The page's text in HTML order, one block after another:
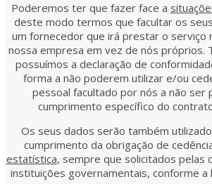
Poderemos ter que fazer face a
deste modo termos que facultar os
um fornecedor que irá prestar o serviço
nossa empresa em vez de nós próprios.
possuímos a declaração de
forma a não poderem utilizar e/ou
pessoal facultado por nós a não ser
cumprimento específico do
Os seus dados serão também
cumprimento da obrigação de
estatística, sempre que solicitados pelas
instituições governamentais, conforme a